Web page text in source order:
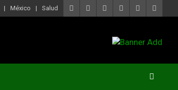
México Salud